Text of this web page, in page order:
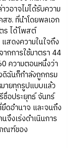
วอาจไม่ได้รับความ
ช. ที่นำโดยพลเอก
ร ได้โพสต์
สดงความในใจถึง
กการใช้มาตรา 44
ความตอนหนึ่งว่า
ฉันก็กำลังถูกกรม
ายทุกรูปแบบแล้ว
ชื่อประยุทธ์ จันทร์
ดอำนาจ และจนถึง
จึงเร่งดำเนินการ
ณฑ์ของ